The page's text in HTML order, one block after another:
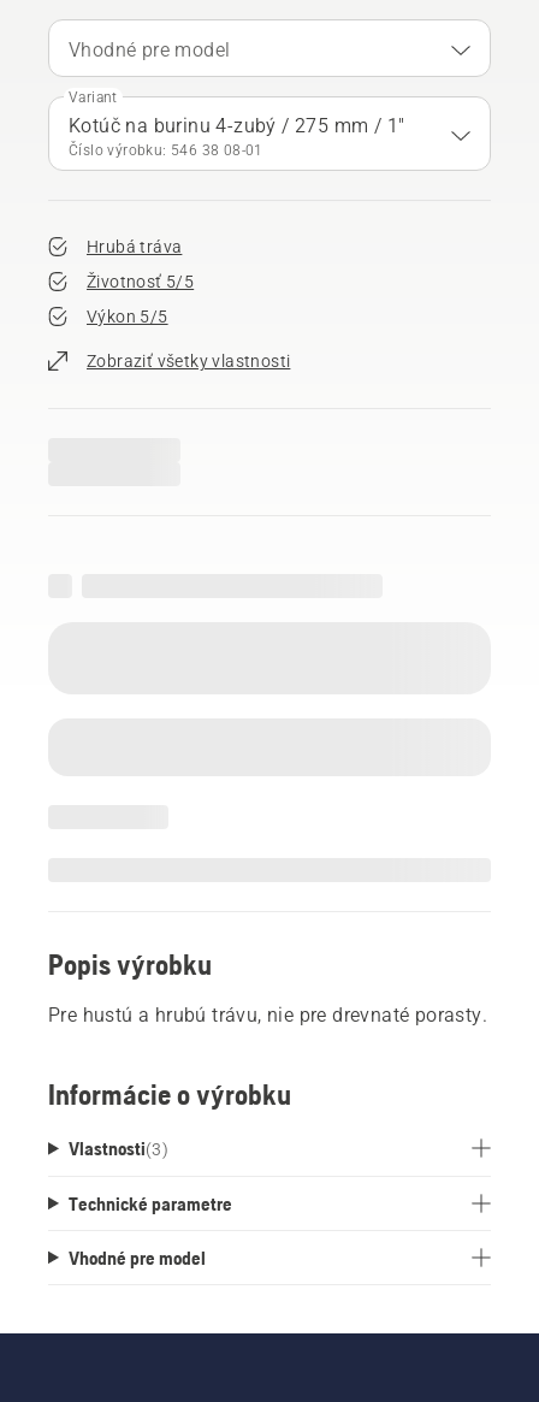
Vhodné pre model
Variant
Kotúč na burinu 4-zubý / 275 mm / 1"
Číslo výrobku: 546 38 08‑01
Hrubá tráva
Životnosť 5/5
Výkon 5/5
Zobraziť všetky vlastnosti
Popis výrobku
Pre hustú a hrubú trávu, nie pre drevnaté porasty.
Informácie o výrobku
Vlastnosti(3)
Technické parametre
Vhodné pre model